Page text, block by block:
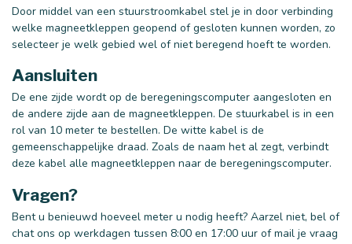
Door middel van een stuurstroomkabel stel je in door verbinding
welke magneetkleppen geopend of gesloten kunnen worden, zo
selecteer je welk gebied wel of niet beregend hoeft te worden.
Aansluiten
De ene zijde wordt op de beregeningscomputer aangesloten en
de andere zijde aan de magneetkleppen. De stuurkabel is in een
rol van 10 meter te bestellen. De witte kabel is de
gemeenschappelijke draad. Zoals de naam het al zegt, verbindt
deze kabel alle magneetkleppen naar de beregeningscomputer.
Vragen?
Bent u benieuwd hoeveel meter u nodig heeft? Aarzel niet, bel of
chat ons op werkdagen tussen 8:00 en 17:00 uur of mail je vraag